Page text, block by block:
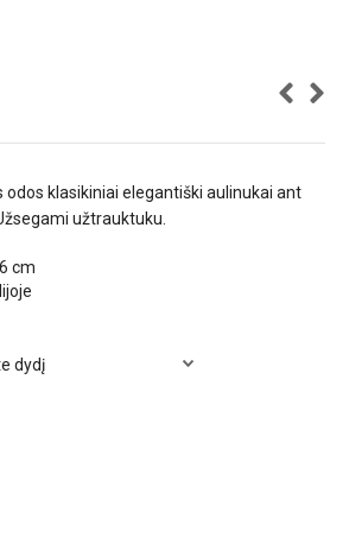
odos klasikiniai elegantiški aulinukai ant
užtrauktuku.
cm